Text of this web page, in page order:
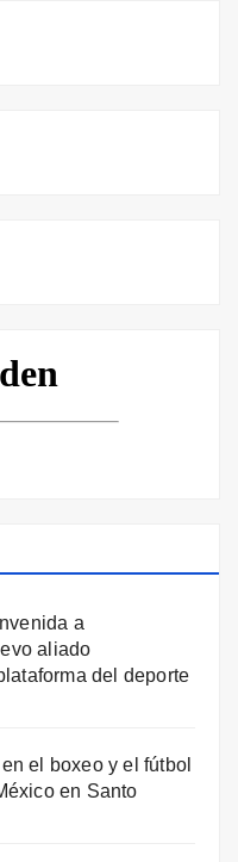
a
aliado
del deporte
el boxeo y el fútbol
en Santo